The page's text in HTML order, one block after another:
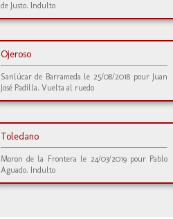
de Justo. Indulto
Ojeroso
Sanlúcar de Barrameda le 25/08/2018 pour Juan
José Padilla. Vuelta al ruedo
Toledano
Moron de la Frontera le 24/03/2019 pour Pablo
Aguado. Indulto